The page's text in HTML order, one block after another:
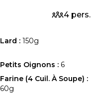
4 pers.
Lard : 150g
Petits Oignons : 6
Farine (4 Cuil. À Soupe) :
60g